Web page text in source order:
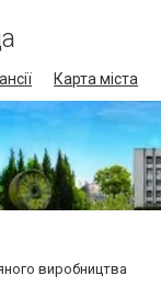
Карта міста
виробництва